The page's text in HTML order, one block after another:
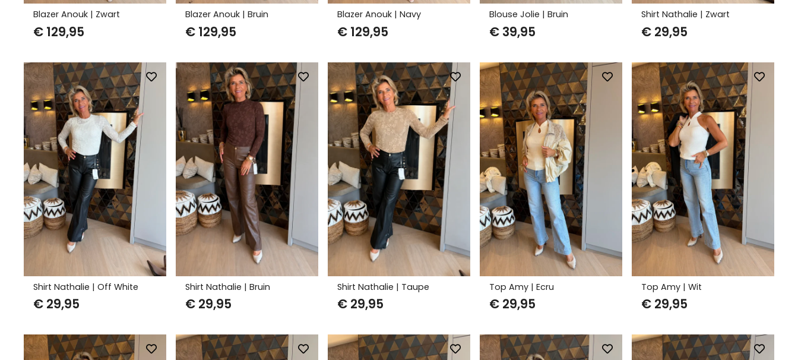
Blazer Anouk | Zwart
€ 129,95
Blazer Anouk | Bruin
€ 129,95
Blazer Anouk | Navy
€ 129,95
Blouse Jolie | Bruin
€ 39,95
Shirt Nathalie | Zwart
€ 29,95
Shirt Nathalie | Off White
€ 29,95
Shirt Nathalie | Bruin
€ 29,95
Shirt Nathalie | Taupe
€ 29,95
Top Amy | Ecru
€ 29,95
Top Amy | Wit
€ 29,95